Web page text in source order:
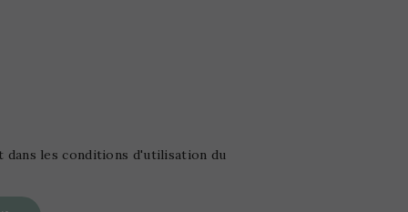
dans les conditions d'utilisation du